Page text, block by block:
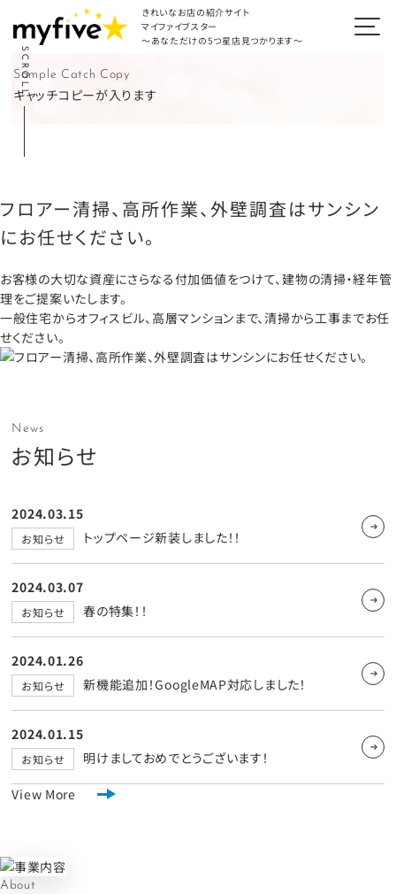
きれいなお店の紹介サイト
マイファイブスター
～あなただけの5つ星店見つかります～
Sample Catch Copy
キャッチコピーが入ります
SCROLL
フロアー清掃、高所作業、外壁調査はサンシン
にお任せください。
お客様の大切な資産にさらなる付加価値をつけて、建物の清掃・経年管
理をご提案いたします。
一般住宅からオフィスビル、高層マンションまで、清掃から工事までお任
せください。
News
お知らせ
2024.03.15
お知らせ トップページ新装しました！！
2024.03.07
お知らせ 春の特集！！
2024.01.26
お知らせ 新機能追加！GoogleMAP対応しました！
2024.01.15
お知らせ 明けましておめでとうございます！
View More
About